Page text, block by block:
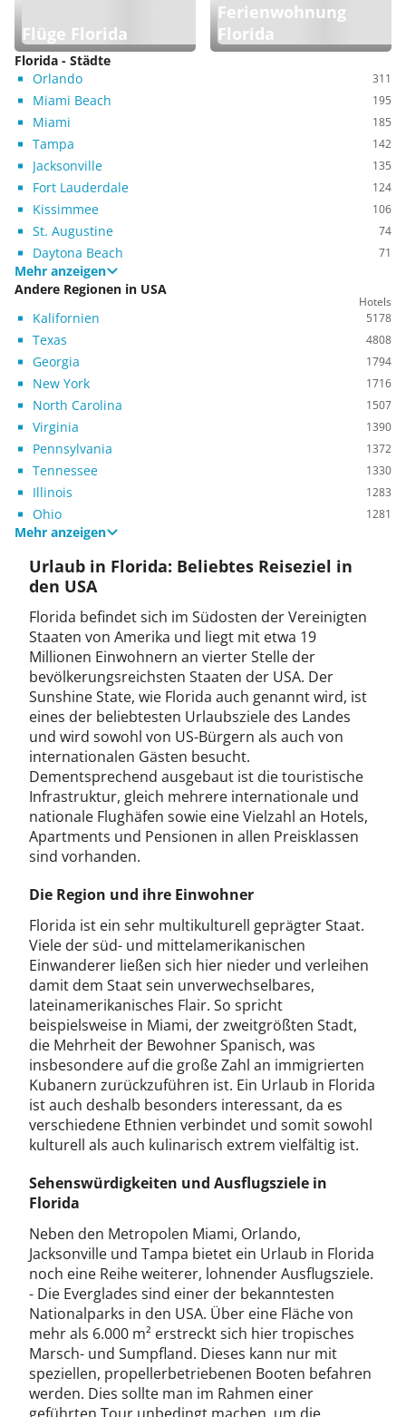
Flüge Florida
Ferienwohnung
Florida
Florida - Städte
Orlando
311
Miami Beach 195
Miami 185
Tampa 142
Jacksonville 135
Fort Lauderdale 124
Kissimmee 106
St. Augustine 74
Daytona Beach 71
Mehr anzeigen
Andere Regionen in USA
Hotels
Kalifornien 5178
Texas 4808
Georgia 1794
New York 1716
North Carolina 1507
Virginia 1390
Pennsylvania 1372
Tennessee 1330
Illinois 1283
Ohio 1281
Mehr anzeigen
Urlaub in Florida: Beliebtes Reiseziel in
den USA
Florida befindet sich im Südosten der Vereinigten
Staaten von Amerika und liegt mit etwa 19
Millionen Einwohnern an vierter Stelle der
bevölkerungsreichsten Staaten der USA. Der
Sunshine State, wie Florida auch genannt wird, ist
eines der beliebtesten Urlaubsziele des Landes
und wird sowohl von US-Bürgern als auch von
internationalen Gästen besucht.
Dementsprechend ausgebaut ist die touristische
Infrastruktur, gleich mehrere internationale und
nationale Flughäfen sowie eine Vielzahl an Hotels,
Apartments und Pensionen in allen Preisklassen
sind vorhanden.
Die Region und ihre Einwohner
Florida ist ein sehr multikulturell geprägter Staat.
Viele der süd- und mittelamerikanischen
Einwanderer ließen sich hier nieder und verleihen
damit dem Staat sein unverwechselbares,
lateinamerikanisches Flair. So spricht
beispielsweise in Miami, der zweitgrößten Stadt,
die Mehrheit der Bewohner Spanisch, was
insbesondere auf die große Zahl an immigrierten
Kubanern zurückzuführen ist. Ein Urlaub in Florida
ist auch deshalb besonders interessant, da es
verschiedene Ethnien verbindet und somit sowohl
kulturell als auch kulinarisch extrem vielfältig ist.
Sehenswürdigkeiten und Ausflugsziele in
Florida
Neben den Metropolen Miami, Orlando,
Jacksonville und Tampa bietet ein Urlaub in Florida
noch eine Reihe weiterer, lohnender Ausflugsziele.
- Die Everglades sind einer der bekanntesten
Nationalparks in den USA. Über eine Fläche von
mehr als 6.000 m² erstreckt sich hier tropisches
Marsch- und Sumpfland. Dieses kann nur mit
speziellen, propellerbetriebenen Booten befahren
werden. Dies sollte man im Rahmen einer